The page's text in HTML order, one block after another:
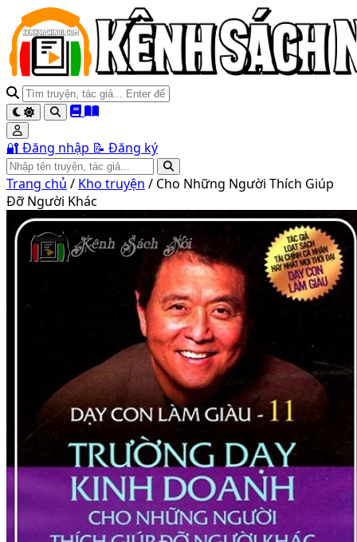
🔐 Đăng nhập 📝 Đăng ký
Trang chủ / Kho truyện / Cho Những Người Thích Giúp
Đỡ Người Khác